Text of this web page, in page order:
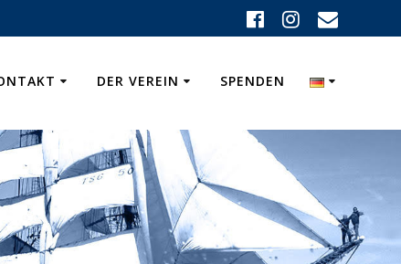
DER VEREIN SPENDEN